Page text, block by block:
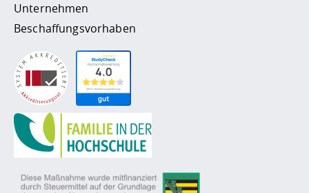
Unternehmen
Beschaffungsvorhaben